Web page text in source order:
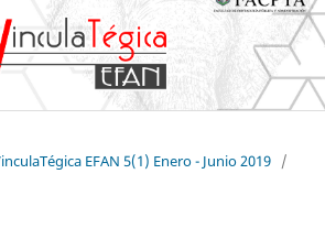
EFAN 5(1) Enero - Junio 2019 /